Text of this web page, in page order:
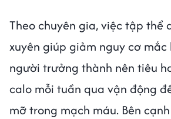
Theo chuyên gia, việc tập thể
xuyên giúp giảm nguy cơ mắc
người trưởng thành nên tiêu
calo mỗi tuần qua vận động
mỡ trong mạch máu. Bên